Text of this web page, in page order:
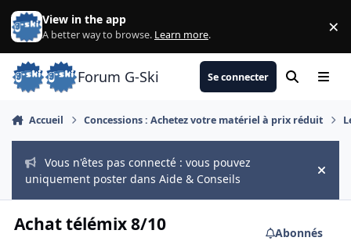
Aller au contenu
View in the app
A better way to browse. Learn more. ×
Forum G-Ski Se connecter Rechercher
Menu
Accueil Concessions : Achetez votre matériel à prix réduit
Vous n'êtes pas connecté : vous pouvez
uniquement poster dans Aide & Conseils
Hide
Achat télémix 8/10
Abonnés